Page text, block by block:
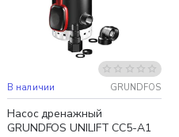
Бесплатная доставка
В наличии GRUNDFOS
Насос дренажный
GRUNDFOS UNILIFT CC5-A1